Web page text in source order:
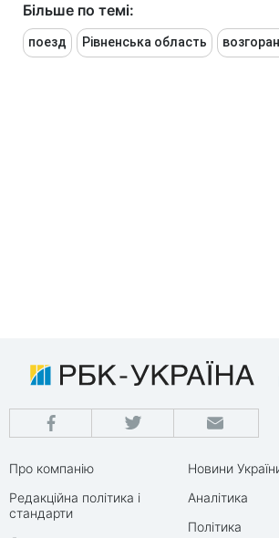
Більше по темі:
поезд Рівненська область
Про компанію
Редакційна політика і
стандарти
Новини
Аналітика
Політика